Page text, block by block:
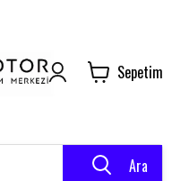
Sepetim
Ara